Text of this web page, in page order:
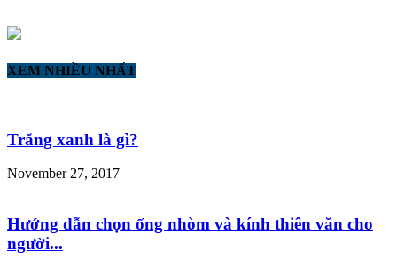
XEM NHIỀU NHẤT
Trăng xanh là gì?
November 27, 2017
Hướng dẫn chọn ống nhòm và kính thiên văn cho
người...